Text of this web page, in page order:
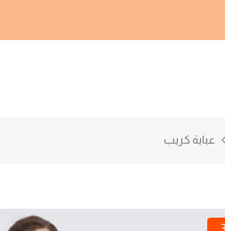
عباية كريب